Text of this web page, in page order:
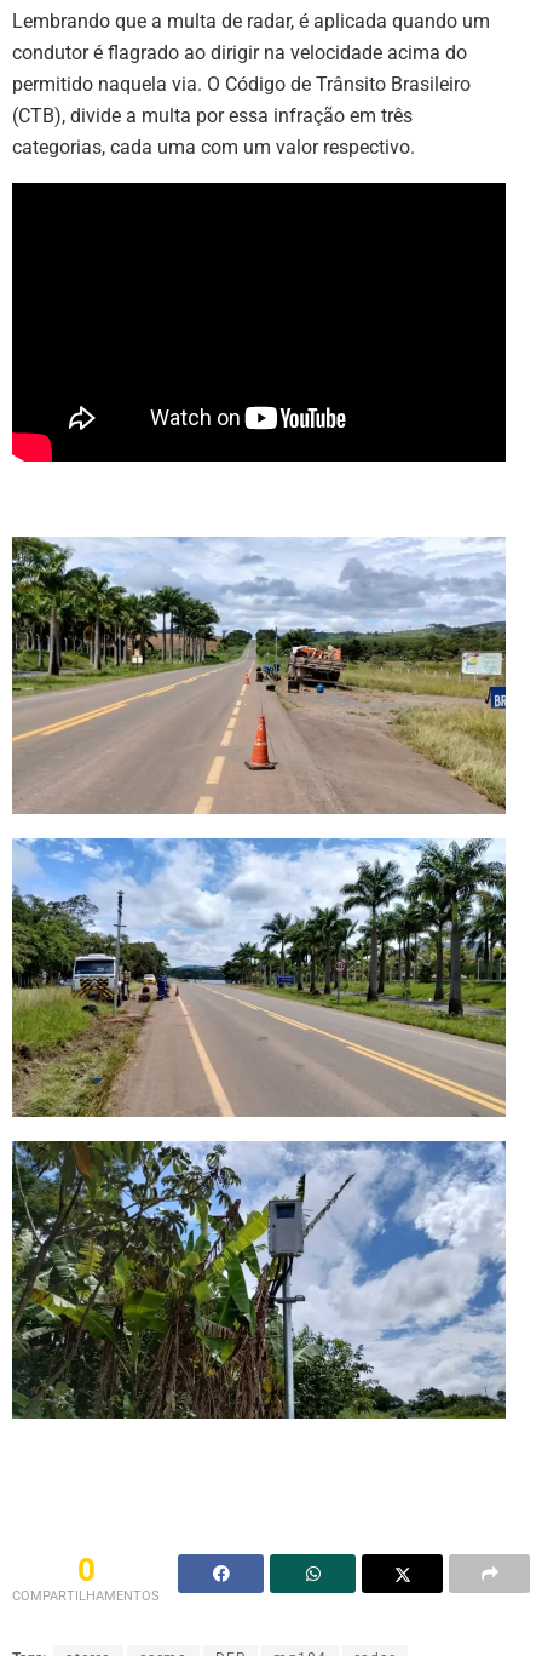
Lembrando que a multa de radar, é aplicada quando um
condutor é flagrado ao dirigir na velocidade acima do
permitido naquela via. O Código de Trânsito Brasileiro
(CTB), divide a multa por essa infração em três
categorias, cada uma com um valor respectivo.
0
COMPARTILHAMENTOS